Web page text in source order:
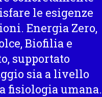
le esigenze
Energia Zero,
Biofilia e
supportato
sia a livello
fisiologia umana.